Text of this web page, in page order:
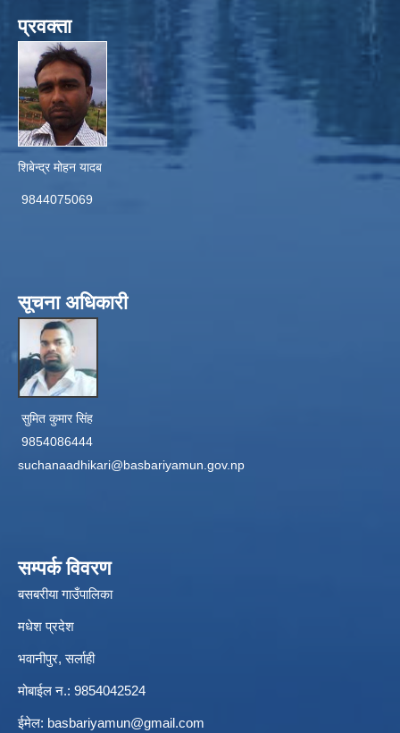
प्रवक्ता
शिबेन्द्र मोहन यादब
9844075069
सूचना अधिकारी
सुमित कुमार सिंह
9854086444
suchanaadhikari@basbariyamun.gov.np
सम्पर्क विवरण
बसबरीया गाउँपालिका
मधेश प्रदेश
भवानीपुर, सर्लाही
मोबाईल न.: 9854042524
ईमेल: basbariyamun@gmail.com